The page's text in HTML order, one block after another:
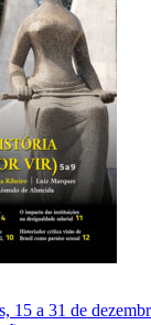
15 a 31 de